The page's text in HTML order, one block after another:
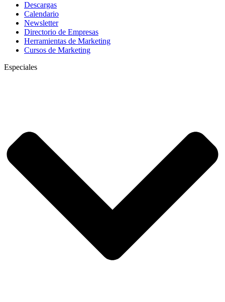
Descargas
Calendario
Newsletter
Directorio de Empresas
Herramientas de Marketing
Cursos de Marketing
Especiales